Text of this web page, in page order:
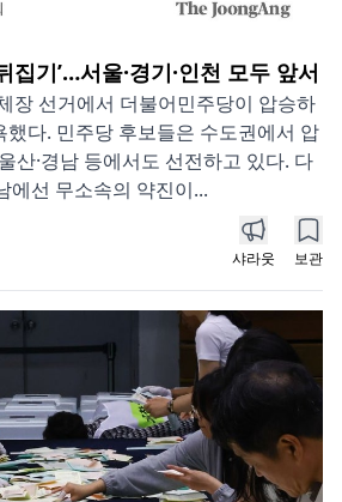
집기’…서울·경기·인천 모두 앞서
장 선거에서 더불어민주당이 압승하
했다. 민주당 후보들은 수도권에서 압
산·경남 등에서도 선전하고 있다. 다
에선 무소속의 약진이...
샤라웃 보관